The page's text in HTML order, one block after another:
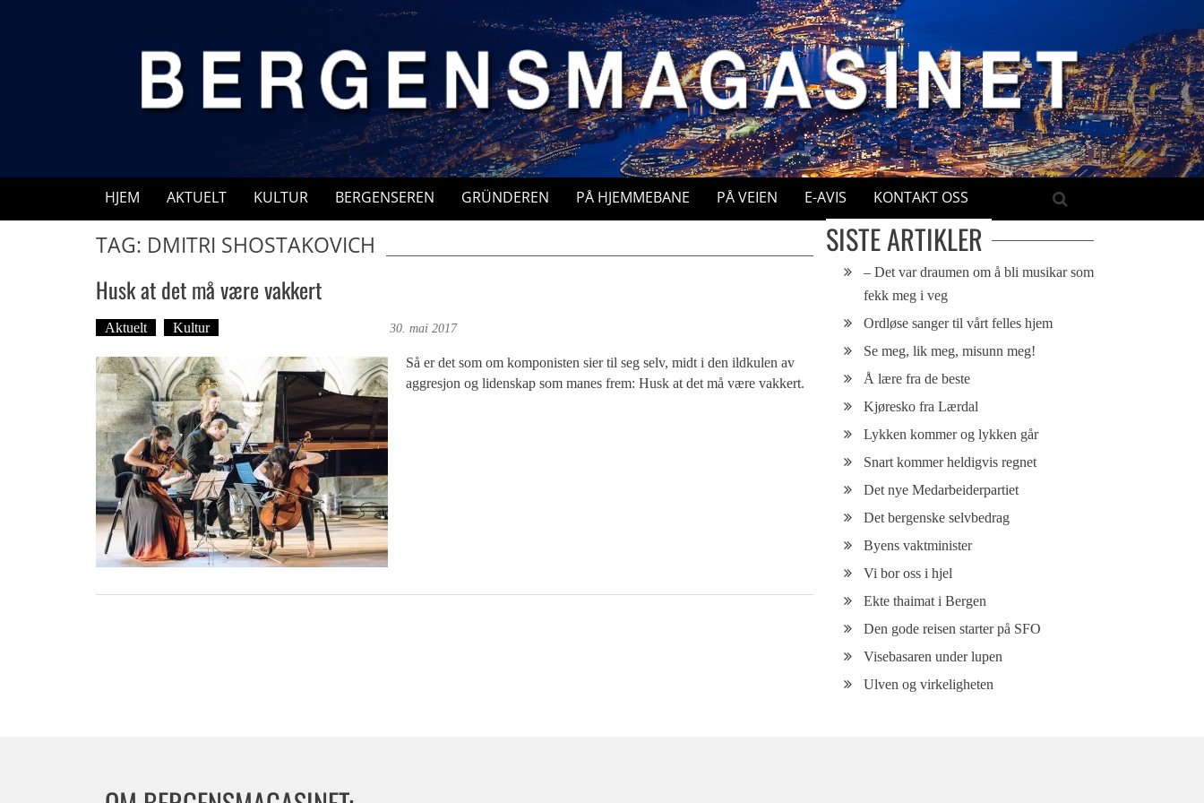
HJEM AKTUELT KULTUR BERGENSEREN GRÜNDEREN PÅ HJEMMEBANE PÅ VEIEN E-AVIS KONTAKT OSS
TAG: DMITRI SHOSTAKOVICH
Husk at det må være vakkert
Aktuelt Kultur 30. mai 2017
Så er det som om komponisten sier til seg selv, midt i den ildkulen av
aggresjon og lidenskap som manes frem: Husk at det må være vakkert.
SISTE ARTIKLER
– Det var draumen om å bli musikar som
fekk meg i veg
Ordløse sanger til vårt felles hjem
Se meg, lik meg, misunn meg!
Å lære fra de beste
Kjøresko fra Lærdal
Lykken kommer og lykken går
Snart kommer heldigvis regnet
Det nye Medarbeiderpartiet
Det bergenske selvbedrag
Byens vaktminister
Vi bor oss i hjel
Ekte thaimat i Bergen
Den gode reisen starter på SFO
Visebasaren under lupen
Ulven og virkeligheten